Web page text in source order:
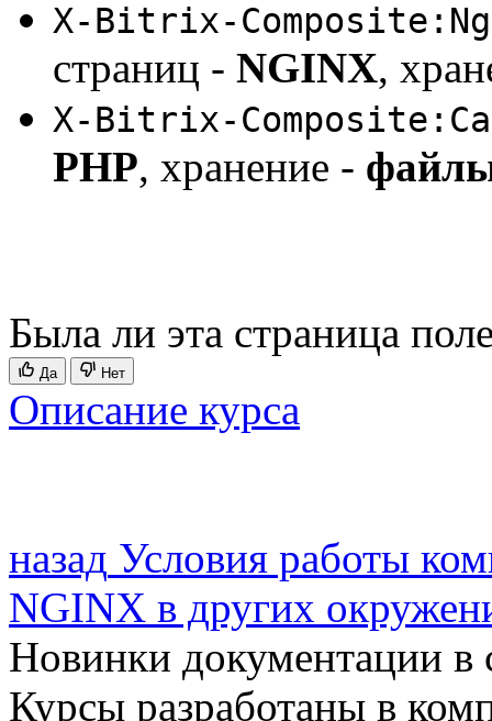
X-Bitrix-
страниц - NGINX,
X-Bitrix-
PHP, хранение -
Была ли эта страница
Да Нет
Описание курса
назад Условия работы
NGINX в других
Новинки документации в
Курсы разработаны в